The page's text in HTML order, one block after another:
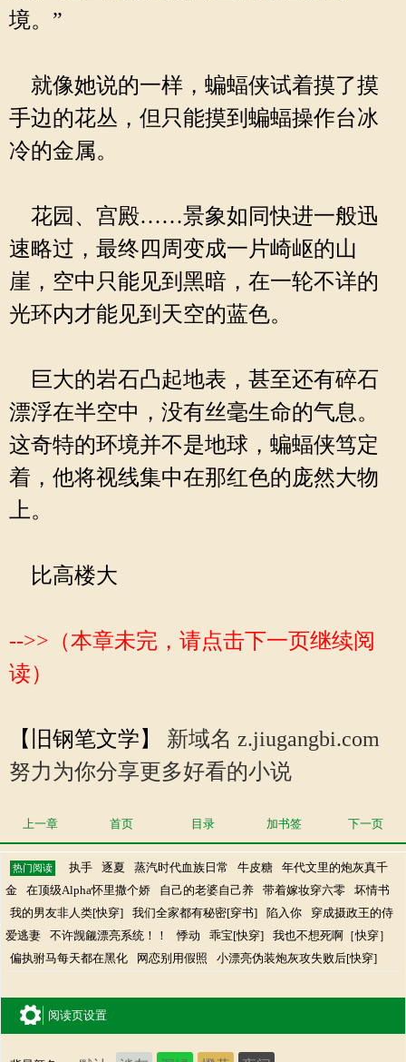
境。”
就像她说的一样，蝙蝠侠试着摸了摸
手边的花丛，但只能摸到蝙蝠操作台冰
冷的金属。
花园、宫殿……景象如同快进一般迅
速略过，最终四周变成一片崎岖的山
崖，空中只能见到黑暗，在一轮不详的
光环内才能见到天空的蓝色。
巨大的岩石凸起地表，甚至还有碎石
漂浮在半空中，没有丝毫生命的气息。
这奇特的环境并不是地球，蝙蝠侠笃定
着，他将视线集中在那红色的庞然大物
上。
比高楼大
-->>（本章未完，请点击下一页继续阅
读）
【旧钢笔文学】
新域名 z.jiugangbi.com
努力为你分享更多好看的小说
上一章 首页 目录 加书签 下一页
热门阅读 执手 逐夏 蒸汽时代血族日常 牛皮糖
年代文里的炮灰真千
金
在顶级Alpha怀里撒个娇 自己的老婆自己养 带着嫁妆穿六零
坏情书
我的男友非人类[快穿]
我们全家都有秘密[穿书] 陷入你
穿成摄政王的侍
爱逃妻
不许觊觎漂亮系统！！ 悸动 乖宝[快穿]
我也不想死啊［快穿］
偏执驸马每天都在黑化
网恋别用假照 小漂亮伪装炮灰攻失败后[快穿]
阅读页设置